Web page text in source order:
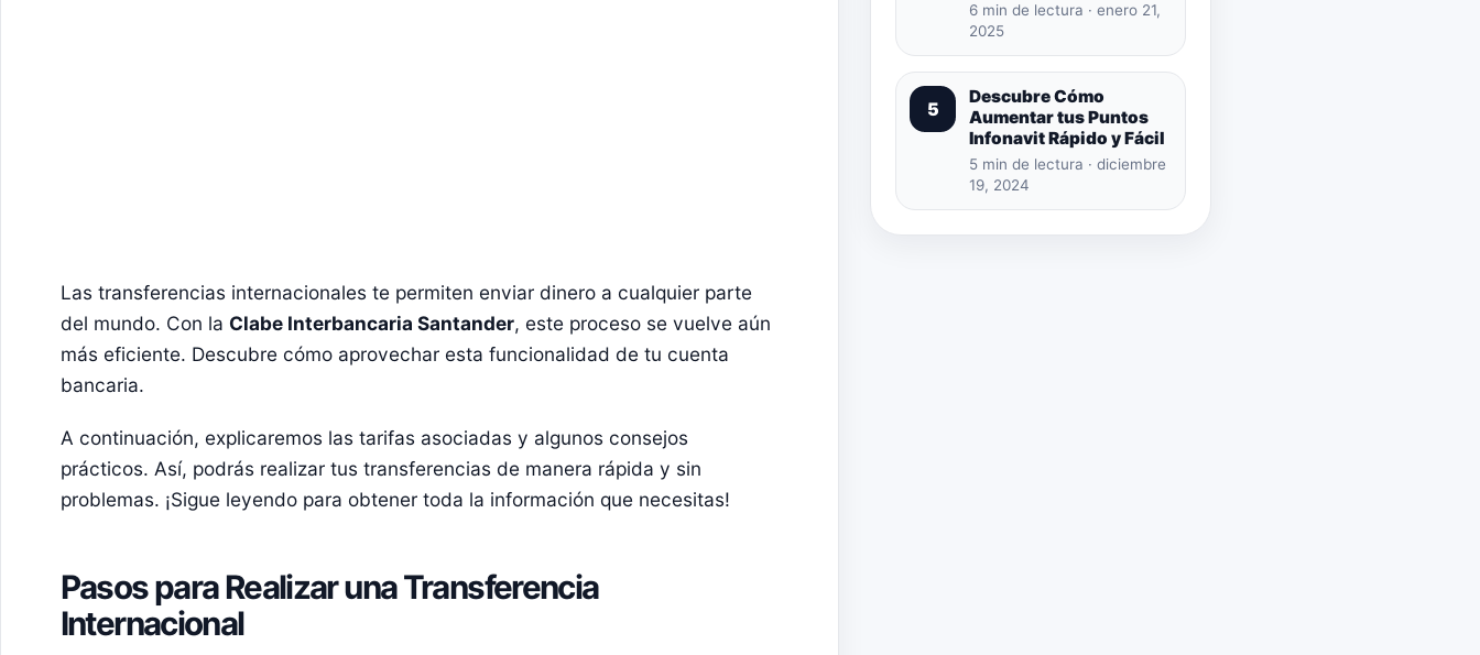
Las transferencias internacionales te permiten enviar dinero a cualquier parte
del mundo. Con la Clabe Interbancaria Santander, este proceso se vuelve aún
más eficiente. Descubre cómo aprovechar esta funcionalidad de tu cuenta
bancaria.
A continuación, explicaremos las tarifas asociadas y algunos consejos
prácticos. Así, podrás realizar tus transferencias de manera rápida y sin
problemas. ¡Sigue leyendo para obtener toda la información que necesitas!
Pasos para Realizar una Transferencia
Internacional
6 min de lectura · enero 21,
2025
5
Descubre Cómo
Aumentar tus Puntos
Infonavit Rápido y Fácil
5 min de lectura · diciembre
19, 2024